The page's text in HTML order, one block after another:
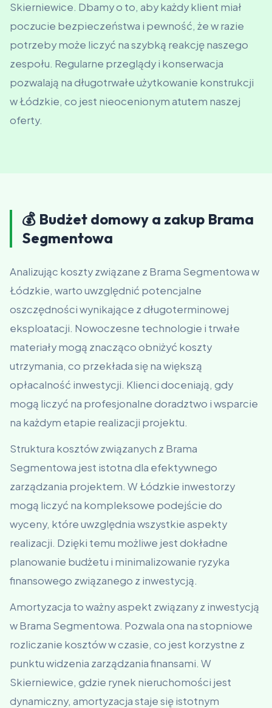
Skierniewice. Dbamy o to, aby każdy klient miał
poczucie bezpieczeństwa i pewność, że w razie
potrzeby może liczyć na szybką reakcję naszego
zespołu. Regularne przeglądy i konserwacja
pozwalają na długotrwałe użytkowanie konstrukcji
w Łódzkie, co jest nieocenionym atutem naszej
oferty.
💰 Budżet domowy a zakup Brama
Segmentowa
Analizując koszty związane z Brama Segmentowa w
Łódzkie, warto uwzględnić potencjalne
oszczędności wynikające z długoterminowej
eksploatacji. Nowoczesne technologie i trwałe
materiały mogą znacząco obniżyć koszty
utrzymania, co przekłada się na większą
opłacalność inwestycji. Klienci doceniają, gdy
mogą liczyć na profesjonalne doradztwo i wsparcie
na każdym etapie realizacji projektu.
Struktura kosztów związanych z Brama
Segmentowa jest istotna dla efektywnego
zarządzania projektem. W Łódzkie inwestorzy
mogą liczyć na kompleksowe podejście do
wyceny, które uwzględnia wszystkie aspekty
realizacji. Dzięki temu możliwe jest dokładne
planowanie budżetu i minimalizowanie ryzyka
finansowego związanego z inwestycją.
Amortyzacja to ważny aspekt związany z inwestycją
w Brama Segmentowa. Pozwala ona na stopniowe
rozliczanie kosztów w czasie, co jest korzystne z
punktu widzenia zarządzania finansami. W
Skierniewice, gdzie rynek nieruchomości jest
dynamiczny, amortyzacja staje się istotnym